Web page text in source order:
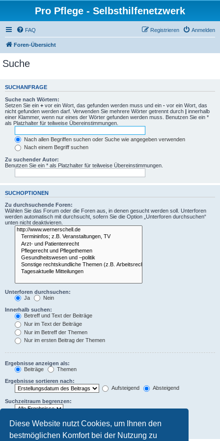
Diese Website nutzt Cookies, um Ihnen den
bestmöglichen Komfort bei der Nutzung zu
Pro Pflege - Selbsthilfenetzwerk
FAQ Anmelden
Registrieren
Foren-Übersicht
Suche
SUCHANFRAGE
Suche nach Wörtern:
Setzen Sie ein + vor ein Wort, das gefunden werden muss und ein - vor ein Wort, das
nicht gefunden werden darf. Verwenden Sie mehrere Wörter getrennt durch | innerhalb
einer Klammer, wenn nur eines der Wörter gefunden werden muss. Benutzen Sie ein *
als Platzhalter für teilweise Übereinstimmungen.
Nach allen Begriffen suchen oder Suche wie angegeben verwenden
Nach einem Begriff suchen
Zu suchender Autor:
Benutzen Sie ein * als Platzhalter für teilweise Übereinstimmungen.
SUCHOPTIONEN
Zu durchsuchende Foren:
Wählen Sie das Forum oder die Foren aus, in denen gesucht werden soll. Unterforen
werden automatisch mit durchsucht, sofern Sie die Option „Unterforen durchsuchen“
unten nicht deaktivieren.
Unterforen durchsuchen:
Ja
Nein
Innerhalb suchen:
Betreff und Text der Beiträge
Nur im Text der Beiträge
Nur im Betreff der Themen
Nur im ersten Beitrag der Themen
Ergebnisse anzeigen als:
Beiträge
Themen
Ergebnisse sortieren nach:
Aufsteigend
Absteigend
Suchzeitraum begrenzen:
Die ersten:
Zeichen der Beiträge anzeigen